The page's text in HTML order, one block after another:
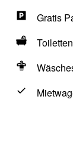
Gratis